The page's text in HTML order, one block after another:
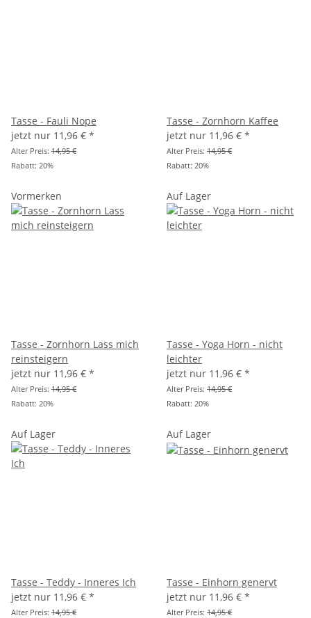
Tasse - Fauli Nope
jetzt nur 11,96 € *
Alter Preis: 14,95 €
Rabatt: 20%
Tasse - Zornhorn Kaffee
jetzt nur 11,96 € *
Alter Preis: 14,95 €
Rabatt: 20%
Vormerken
Tasse - Zornhorn Lass mich
reinsteigern
jetzt nur 11,96 € *
Alter Preis: 14,95 €
Rabatt: 20%
Auf Lager
Tasse - Yoga Horn - nicht
leichter
jetzt nur 11,96 € *
Alter Preis: 14,95 €
Rabatt: 20%
Auf Lager
Tasse - Teddy - Inneres Ich
jetzt nur 11,96 € *
Alter Preis: 14,95 €
Auf Lager
Tasse - Einhorn genervt
jetzt nur 11,96 € *
Alter Preis: 14,95 €